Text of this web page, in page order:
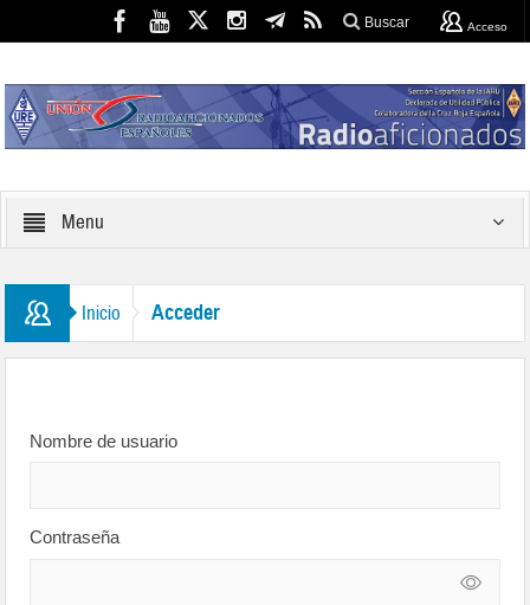
Buscar Acceso
Menu
Inicio Acceder
Nombre de usuario
Contraseña